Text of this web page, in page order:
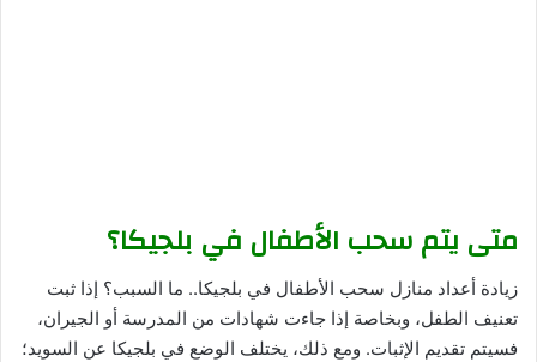
متى يتم سحب الأطفال في بلجيكا؟
زيادة أعداد منازل سحب الأطفال في بلجيكا.. ما السبب؟ إذا ثبت
تعنيف الطفل، وبخاصة إذا جاءت شهادات من المدرسة أو الجيران،
فسيتم تقديم الإثبات. ومع ذلك، يختلف الوضع في بلجيكا عن السويد؛